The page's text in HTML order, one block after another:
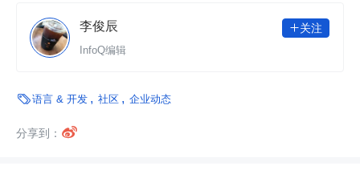
李俊辰 关注
InfoQ编辑
语言 & 开发 社区 企业动态
分享到：